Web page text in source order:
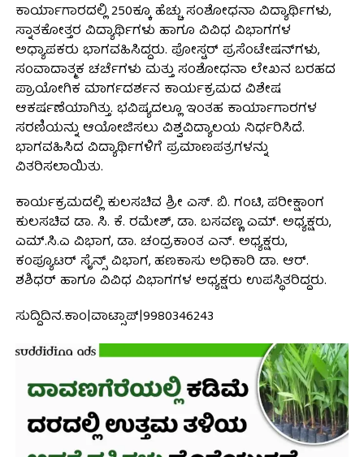
ಕಾರ್ಯಾಗಾರದಲ್ಲಿ 250ಕ್ಕೂ ಹೆಚ್ಚು ಸಂಶೋಧನಾ ವಿದ್ಯಾರ್ಥಿಗಳು,
ಸ್ನಾತಕೋತ್ತರ ವಿದ್ಯಾರ್ಥಿಗಳು ಹಾಗೂ ವಿವಿಧ ವಿಭಾಗಗಳ
ಅಧ್ಯಾಪಕರು ಭಾಗವಹಿಸಿದ್ದರು. ಪೋಸ್ಟರ್ ಪ್ರಸೆಂಟೇಷನ್‌ಗಳು,
ಸಂವಾದಾತ್ಮಕ ಚರ್ಚೆಗಳು ಮತ್ತು ಸಂಶೋಧನಾ ಲೇಖನ ಬರಹದ
ಪ್ರಾಯೋಗಿಕ ಮಾರ್ಗದರ್ಶನ ಕಾರ್ಯಕ್ರಮದ ವಿಶೇಷ
ಆಕರ್ಷಣೆಯಾಗಿತ್ತು. ಭವಿಷ್ಯದಲ್ಲೂ ಇಂತಹ ಕಾರ್ಯಾಗಾರಗಳ
ಸರಣಿಯನ್ನು ಆಯೋಜಿಸಲು ವಿಶ್ವವಿದ್ಯಾಲಯ ನಿರ್ಧರಿಸಿದೆ.
ಭಾಗವಹಿಸಿದ ವಿದ್ಯಾರ್ಥಿಗಳಿಗೆ ಪ್ರಮಾಣಪತ್ರಗಳನ್ನು
ವಿತರಿಸಲಾಯಿತು.
ಕಾರ್ಯಕ್ರಮದಲ್ಲಿ ಕುಲಸಚಿವ ಶ್ರೀ ಎಸ್. ಬಿ. ಗಂಟಿ, ಪರೀಕ್ಷಾಂಗ
ಕುಲಸಚಿವ ಡಾ. ಸಿ. ಕೆ. ರಮೇಶ್, ಡಾ. ಬಸವಣ್ಣ ಎಮ್. ಅಧ್ಯಕ್ಷರು,
ಎಮ್.ಸಿ.ಎ ವಿಭಾಗ, ಡಾ. ಚಂದ್ರಕಾಂತ ಎನ್. ಅಧ್ಯಕ್ಷರು,
ಕಂಪ್ಯೂಟರ್ ಸೈನ್ಸ್ ವಿಭಾಗ, ಹಣಕಾಸು ಅಧಿಕಾರಿ ಡಾ. ಆರ್.
ಶಶಿಧರ್ ಹಾಗೂ ವಿವಿಧ ವಿಭಾಗಗಳ ಅಧ್ಯಕ್ಷರು ಉಪಸ್ಥಿತರಿದ್ದರು.
ಸುದ್ದಿದಿನ.ಕಾಂ|ವಾಟ್ಸಾಪ್|9980346243